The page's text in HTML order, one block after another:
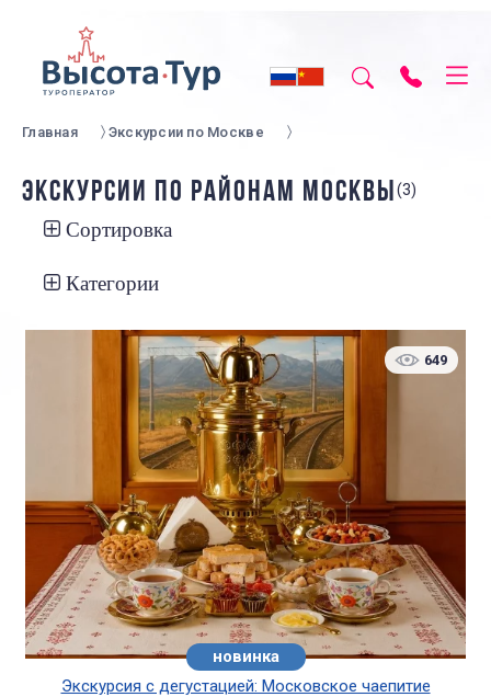
Главная Экскурсии по Москве
ЭКСКУРСИИ ПО РАЙОНАМ МОСКВЫ(3)
Сортировка
Категории
649
хит
новинка
Экскурсия с дегустацией: Московское чаепитие